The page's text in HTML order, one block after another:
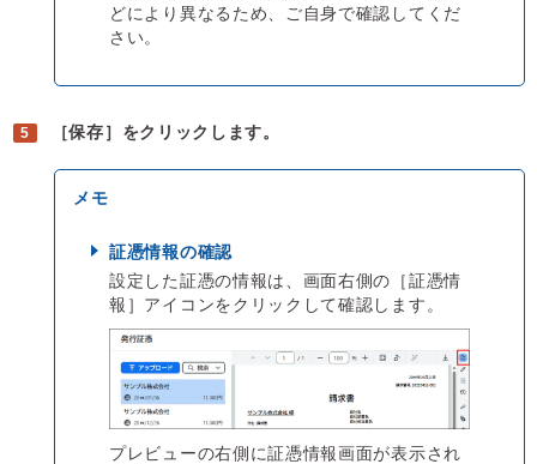
どにより異なるため、ご自身で確認してくだ
さい。
［保存］をクリックします。
証憑情報の確認
設定した証憑の情報は、画面右側の［証憑情
報］アイコンをクリックして確認します。
プレビューの右側に証憑情報画面が表示され